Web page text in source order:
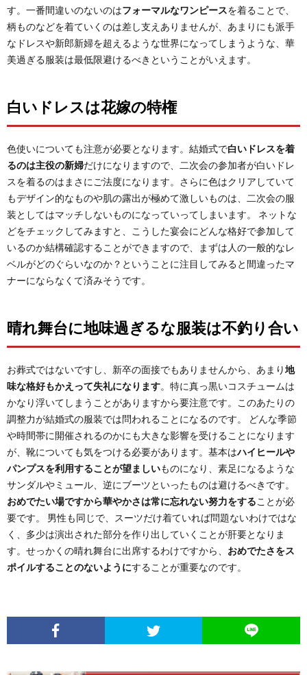
す。一番間違いのないのはフォーマルなワンピースを着ることで、
柄ものなどを着ていくのは差し支えありませんが、あまりにも派手
なドレスや新郎新婦を超えるような世界になってしまうような、華
美過ぎる服装は最低限避けるべきということがいえます。
白いドレスは花嫁の特権
色使いについても注意が必要となります。結婚式で白いドレスを着
るのは主役の新婦だけになりますので、二次会の参加者が白いドレ
スを着るのはまさにご法度になります。さらに色はクリアしていて
もデザイン的なものや肌の露出が極めて激しいものは、二次会の服
装としてはマッチしないものになっていってしまいます。 ネットな
どをチェックしてみますと、こうした宴会にどんな格好で参加して
いるのか結構確認することができますので、まずは人の一般的なレ
ベルがどのぐらいなのか？ということに注目してみると間違ったマ
ナーにならなくて済みそうです。
晴れ舞台に地味過ぎるな服装は不釣り合い
お葬式ではないですし、新卒の面接でもありませんから、あまり地
味な格好もかえって失礼になります。特に真っ黒いコスチュームは
かなり浮いてしまうことがありますから要注意です。このあたりの
調整力が結婚式の服装では問われることになるのです。 どんな季節
や時間帯に開催されるのかにも大きな影響を受けることになります
が、靴についても気をつける必要があります。基本はハイヒールや
パンプスを利用することが望ましいものになり、素足になるような
サンダルやミュール、逆にブーツといったものは避けるべきです。
おめでたい場ですから華やかさは常に忘れない努力をすることが必
要です。 男性も同じで、スーツだけ着ていれば問題ないわけではな
く、多少は演出された部分を作り出していくことが肝要となりま
す。せっかくの晴れ舞台に出席するわけですから、 おめでたさをス
ポイルすることのないようにすることが重要なのです。